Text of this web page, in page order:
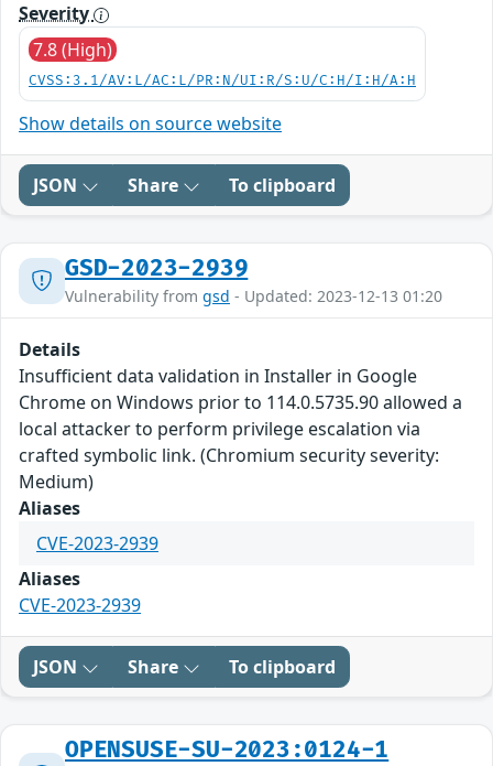
Severity
7.8 (High)
CVSS:3.1/AV:L/AC:L/PR:N/UI:R/S:U/C:H/I:H/A:H
Show details on source website
JSON Share To clipboard
GSD-2023-2939
Vulnerability from gsd - Updated: 2023-12-13 01:20
Details
Insufficient data validation in Installer in Google
Chrome on Windows prior to 114.0.5735.90 allowed a
local attacker to perform privilege escalation via
crafted symbolic link. (Chromium security severity:
Medium)
Aliases
CVE-2023-2939
Aliases
CVE-2023-2939
JSON Share To clipboard
OPENSUSE-SU-2023:0124-1